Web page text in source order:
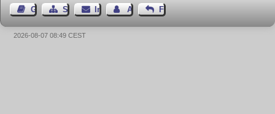
GästebuchSeiten-Struktur
ImpressumAutor kontaktieren
Feedback
2026-08-07 08:49 CEST